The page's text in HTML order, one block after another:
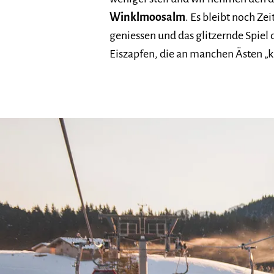
Winklmoosalm. Es bleibt noch
geniessen und das glitzernde Spiel
Eiszapfen, die an manchen Ästen